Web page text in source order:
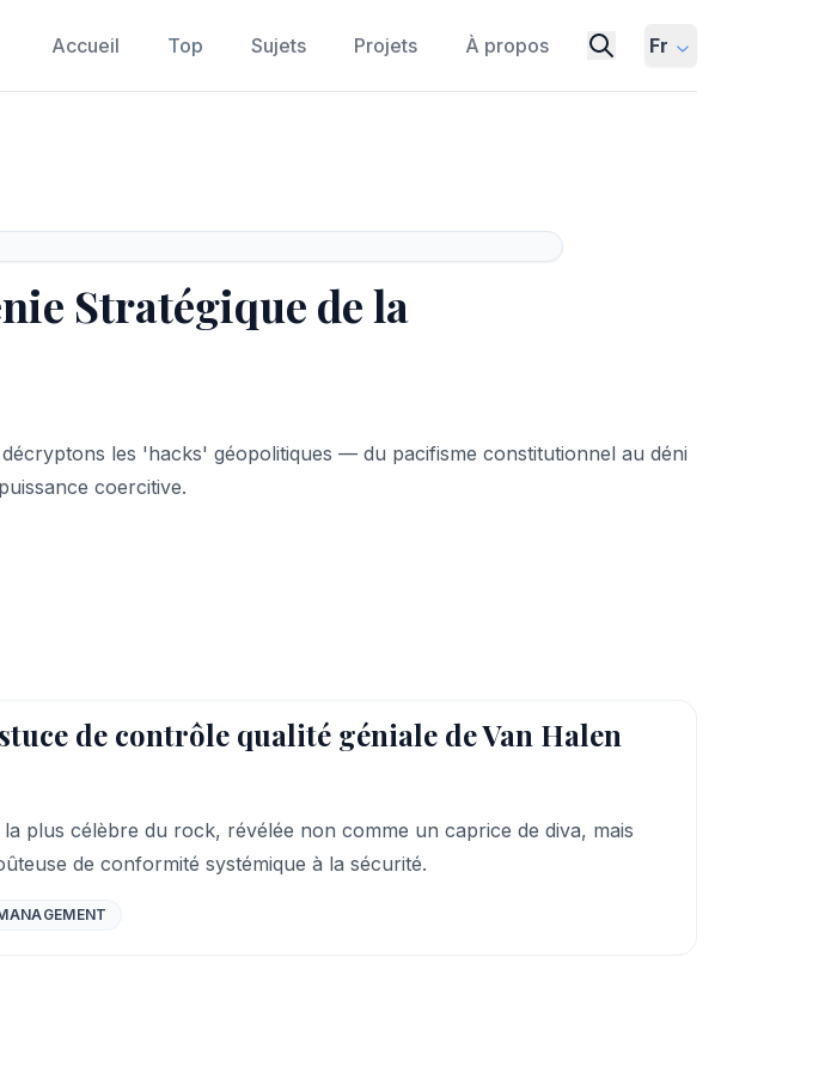
Accueil Top Sujets Projets À propos Fr
Stratégique de la
les 'hacks' géopolitiques — du pacifisme constitutionnel au déni
coercitive.
de contrôle qualité géniale de Van Halen
plus célèbre du rock, révélée non comme un caprice de diva, mais
de conformité systémique à la sécurité.